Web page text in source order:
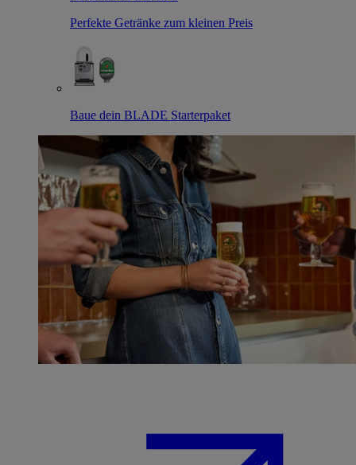
Perfekte Getränke zum kleinen Preis
Baue dein BLADE Starterpaket